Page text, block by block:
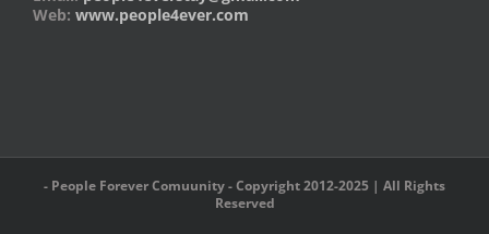
Web: www.people4ever.com
- People Forever Comuunity - Copyright 2012-2025 | All Rights
Reserved